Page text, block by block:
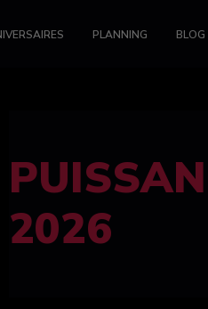
PLANNING BLOG
FELINE
féminine